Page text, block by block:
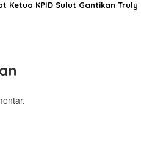
Ketua KPID Sulut Gantikan Truly